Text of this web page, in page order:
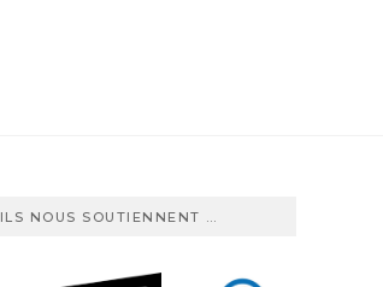
ILS NOUS SOUTIENNENT …